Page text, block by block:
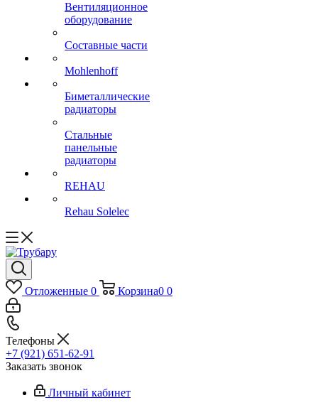
Вентиляционное
оборудование
Составные части
Mohlenhoff
Биметаллические
радиаторы
Стальные
панельные
радиаторы
REHAU
Rehau Solelec
Отложенные 0 Корзина0 0
Телефоны
+7 (921) 651-62-91
Заказать звонок
Личный кабинет